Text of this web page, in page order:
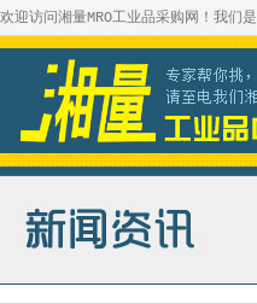
欢迎访问湘量MRO工业品采购网！我们